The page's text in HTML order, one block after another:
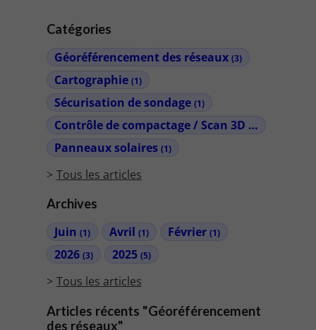
Catégories
Géoréférencement des réseaux (3)
Cartographie (1)
Sécurisation de sondage (1)
Contrôle de compactage / Scan 3D
(2)
Panneaux solaires (1)
Tous les articles
Archives
Juin (1) Avril(1) Février(1)
2026 (3) 2025(5)
Tous les articles
Articles récents "Géoréférencement
des réseaux"